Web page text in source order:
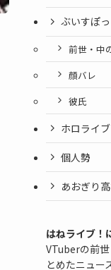
ぶいすぽっ
前世・中
顔バレ
彼氏
ホロライブ
個人勢
あおぎり
はねライブ！
VTuberの前
とめたニュー